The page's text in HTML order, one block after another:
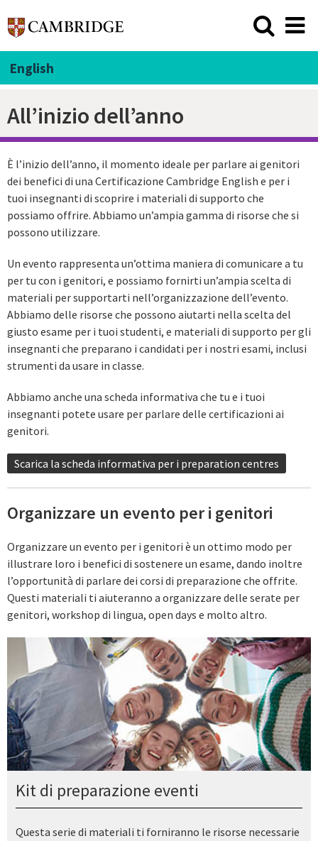
English
All’inizio dell’anno
È l’inizio dell’anno, il momento ideale per parlare ai genitori
dei benefici di una Certificazione Cambridge English e per i
tuoi insegnanti di scoprire i materiali di supporto che
possiamo offrire. Abbiamo un’ampia gamma di risorse che si
possono utilizzare.
Un evento rappresenta un’ottima maniera di comunicare a tu
per tu con i genitori, e possiamo fornirti un’ampia scelta di
materiali per supportarti nell’organizzazione dell’evento.
Abbiamo delle risorse che possono aiutarti nella scelta del
giusto esame per i tuoi studenti, e materiali di supporto per gli
insegnanti che preparano i candidati per i nostri esami, inclusi
strumenti da usare in classe.
Abbiamo anche una scheda informativa che tu e i tuoi
insegnanti potete usare per parlare delle certificazioni ai
genitori.
Scarica la scheda informativa per i preparation centres
Organizzare un evento per i genitori
Organizzare un evento per i genitori è un ottimo modo per
illustrare loro i benefici di sostenere un esame, dando inoltre
l’opportunità di parlare dei corsi di preparazione che offrite.
Questi materiali ti aiuteranno a organizzare delle serate per
genitori, workshop di lingua, open days e molto altro.
Kit di preparazione eventi
Questa serie di materiali ti forniranno le risorse necessarie